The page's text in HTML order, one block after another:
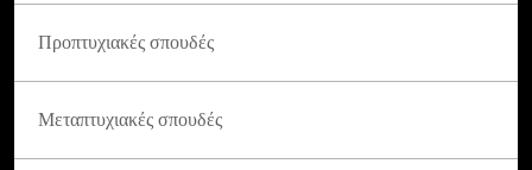
Προπτυχιακές σπουδές
Μεταπτυχιακές σπουδές